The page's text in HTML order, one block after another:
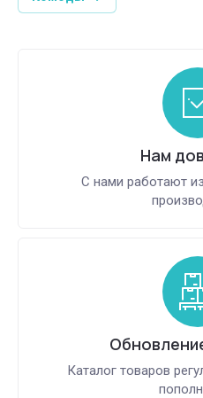
Нам
С нами работают
Каталог товаров